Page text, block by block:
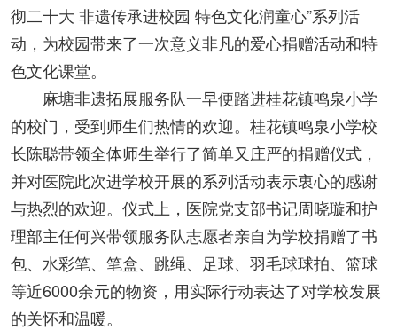
彻二十大 非遗传承进校园 特色文化润童心”系列活
动，为校园带来了一次意义非凡的爱心捐赠活动和特
色文化课堂。
麻塘非遗拓展服务队一早便踏进桂花镇鸣泉小学
的校门，受到师生们热情的欢迎。桂花镇鸣泉小学校
长陈聪带领全体师生举行了简单又庄严的捐赠仪式，
并对医院此次进学校开展的系列活动表示衷心的感谢
与热烈的欢迎。仪式上，医院党支部书记周晓璇和护
理部主任何兴带领服务队志愿者亲自为学校捐赠了书
包、水彩笔、笔盒、跳绳、足球、羽毛球球拍、篮球
等近6000余元的物资，用实际行动表达了对学校发展
的关怀和温暖。